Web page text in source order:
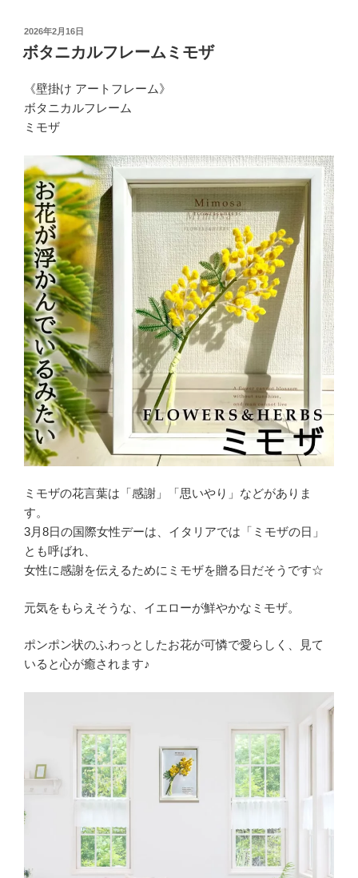
投
稿
日:
2026年2月16日
ボタニカルフレームミモザ
《壁掛け アートフレーム》
ボタニカルフレーム
ミモザ
ミモザの花言葉は「感謝」「思いやり」などがありま
す。
3月8日の国際女性デーは、イタリアでは「ミモザの日」
とも呼ばれ、
女性に感謝を伝えるためにミモザを贈る日だそうです☆
元気をもらえそうな、イエローが鮮やかなミモザ。
ポンポン状のふわっとしたお花が可憐で愛らしく、見て
いると心が癒されます♪